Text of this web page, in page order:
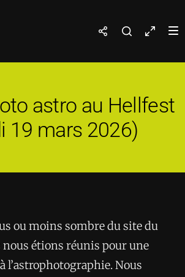
astro au Hellfest
19 mars 2026)
ou moins sombre du site du
nous étions réunis pour une
l’astrophotographie. Nous